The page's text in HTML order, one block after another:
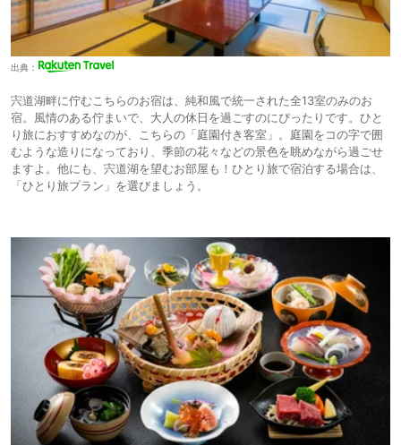
出典：
宍道湖畔に佇むこちらのお宿は、純和風で統一された全13室のみのお
宿。風情のある佇まいで、大人の休日を過ごすのにぴったりです。ひと
り旅におすすめなのが、こちらの「庭園付き客室」。庭園をコの字で囲
むような造りになっており、季節の花々などの景色を眺めながら過ごせ
ますよ。他にも、宍道湖を望むお部屋も！ひとり旅で宿泊する場合は、
「ひとり旅プラン」を選びましょう。